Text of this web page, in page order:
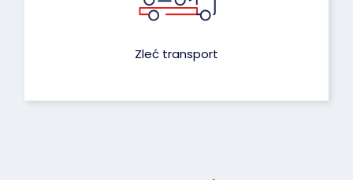
Zleć transport